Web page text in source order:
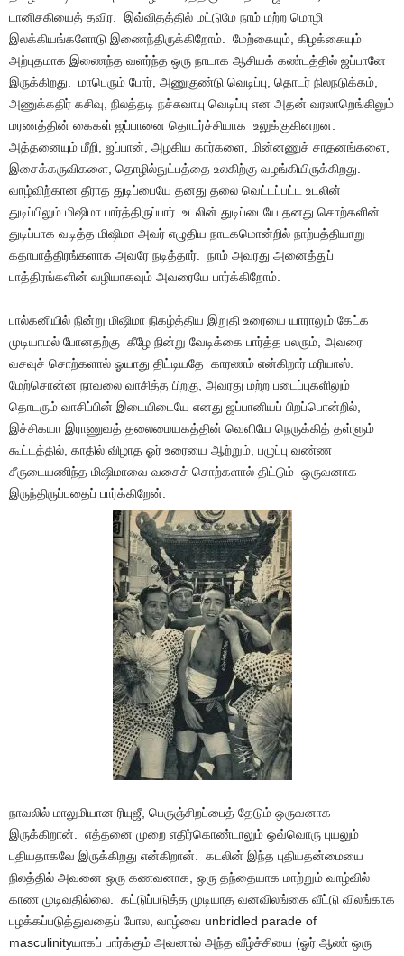
டானிசகியைத் தவிர. இவ்விதத்தில் மட்டுமே நாம் மற்ற மொழி
இலக்கியங்களோடு இணைந்திருக்கிறோம். மேற்கையும், கிழக்கையும்
அற்புதமாக இணைந்த வளர்ந்த ஒரு நாடாக ஆசியக் கண்டத்தில் ஜப்பானே
இருக்கிறது. மாபெரும் போர், அணுகுண்டு வெடிப்பு, தொடர் நிலநடுக்கம்,
அணுக்கதிர் கசிவு, நிலத்தடி நச்சுவாயு வெடிப்பு என அதன் வரலாறெங்கிலும்
மரணத்தின் கைகள் ஜப்பானை தொடர்ச்சியாக உலுக்குகினறன.
அத்தனையும் மீறி, ஜப்பான், அழகிய கார்களை, மின்னணுச் சாதனங்களை,
இசைக்கருவிகளை, தொழில்நுட்பத்தை உலகிற்கு வழங்கியிருக்கிறது.
வாழ்விற்கான தீராத துடிப்பையே தனது தலை வெட்டப்பட்ட உடலின்
துடிப்பிலும் மிஷிமா பார்த்திருப்பார். உடலின் துடிப்பையே தனது சொற்களின்
துடிப்பாக வடித்த மிஷிமா அவர் எழுதிய நாடகமொன்றில் நாற்பத்தியாறு
கதாபாத்திரங்களாக அவரே நடித்தார். நாம் அவரது அனைத்துப்
பாத்திரங்களின் வழியாகவும் அவரையே பார்க்கிறோம்.
பால்கனியில் நின்று மிஷிமா நிகழ்த்திய இறுதி உரையை யாராலும் கேட்க
முடியாமல் போனதற்கு கீழே நின்று வேடிக்கை பார்த்த பலரும், அவரை
வசவுச் சொற்களால் ஓயாது திட்டியதே காரணம் என்கிறார் மரியாஸ்.
மேற்சொன்ன நாவலை வாசித்த பிறகு, அவரது மற்ற படைப்புகளிலும்
தொடரும் வாசிப்பின் இடையிடையே எனது ஜப்பானியப் பிறப்பொன்றில்,
இச்சிகயா இராணுவத் தலைமையகத்தின் வெளியே நெருக்கித் தள்ளும்
கூட்டத்தில், காதில் விழாத ஓர் உரையை ஆற்றும், பழுப்பு வண்ண
சீருடையணிந்த மிஷிமாவை வசைச் சொற்களால் திட்டும் ஒருவனாக
இருந்திருப்பதைப் பார்க்கிறேன்.
நாவலில் மாலுமியான ரியுஜீ, பெருஞ்சிறப்பைத் தேடும் ஒருவனாக
இருக்கிறான். எத்தனை முறை எதிர்கொண்டாலும் ஒவ்வொரு புயலும்
புதியதாகவே இருக்கிறது என்கிறான். கடலின் இந்த புதியதன்மையை
நிலத்தில் அவனை ஒரு கணவனாக, ஒரு தந்தையாக மாற்றும் வாழ்வில்
காண முடிவதில்லை. கட்டுப்படுத்த முடியாத வனவிலங்கை வீட்டு விலங்காக
பழக்கப்படுத்துவதைப் போல, வாழ்வை unbridled parade of
masculinityயாகப் பார்க்கும் அவனால் அந்த வீழ்ச்சியை (ஓர் ஆண் ஒரு